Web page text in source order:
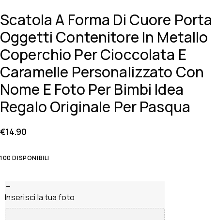
Scatola A Forma Di Cuore Porta
Oggetti Contenitore In Metallo
Coperchio Per Cioccolata E
Caramelle Personalizzato Con
Nome E Foto Per Bimbi Idea
Regalo Originale Per Pasqua
€14.90
100 DISPONIBILI
Inserisci la tua foto